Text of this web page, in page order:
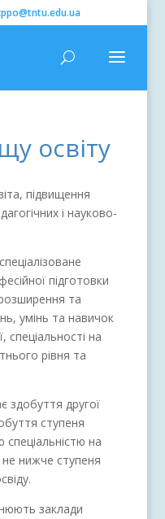
освіту
підвищення
і науково-
підготовки
та
умінь та навичок
спеціальності на
рівня та
здобуття другої
ступеня
спеціальністю на
не нижче ступеня
заклади